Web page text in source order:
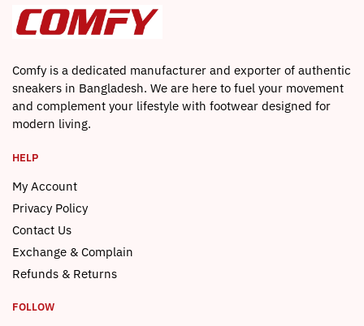
page
Comfy is a dedicated manufacturer and exporter of authentic
sneakers in Bangladesh. We are here to fuel your movement
and complement your lifestyle with footwear designed for
modern living.
HELP
My Account
Privacy Policy
Contact Us
Exchange & Complain
Refunds & Returns
FOLLOW